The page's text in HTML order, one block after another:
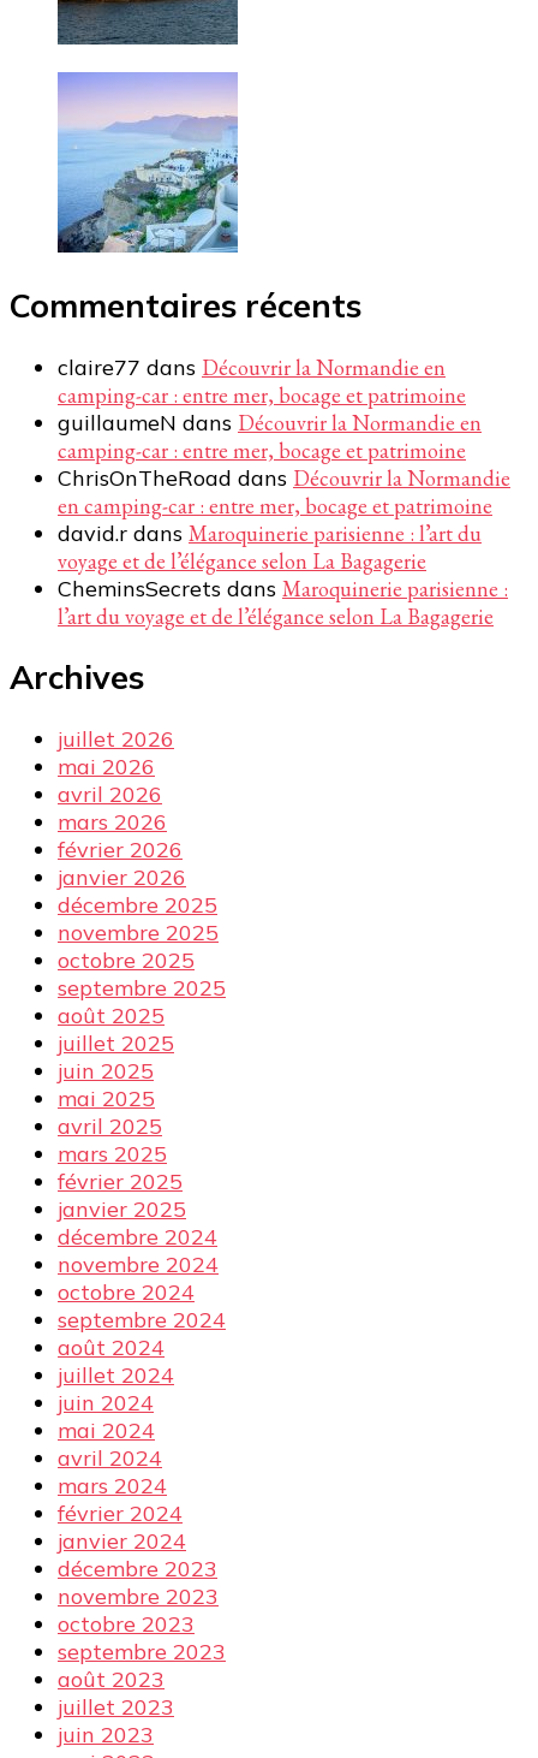
Commentaires récents
claire77 dans Découvrir la Normandie en
camping-car : entre mer, bocage et patrimoine
guillaumeN dans Découvrir la Normandie en
camping-car : entre mer, bocage et patrimoine
ChrisOnTheRoad dans Découvrir la Normandie
en camping-car : entre mer, bocage et patrimoine
david.r dans Maroquinerie parisienne : l’art du
voyage et de l’élégance selon La Bagagerie
CheminsSecrets dans Maroquinerie parisienne :
l’art du voyage et de l’élégance selon La Bagagerie
Archives
juillet 2026
mai 2026
avril 2026
mars 2026
février 2026
janvier 2026
décembre 2025
novembre 2025
octobre 2025
septembre 2025
août 2025
juillet 2025
juin 2025
mai 2025
avril 2025
mars 2025
février 2025
janvier 2025
décembre 2024
novembre 2024
octobre 2024
septembre 2024
août 2024
juillet 2024
juin 2024
mai 2024
avril 2024
mars 2024
février 2024
janvier 2024
décembre 2023
novembre 2023
octobre 2023
septembre 2023
août 2023
juillet 2023
juin 2023